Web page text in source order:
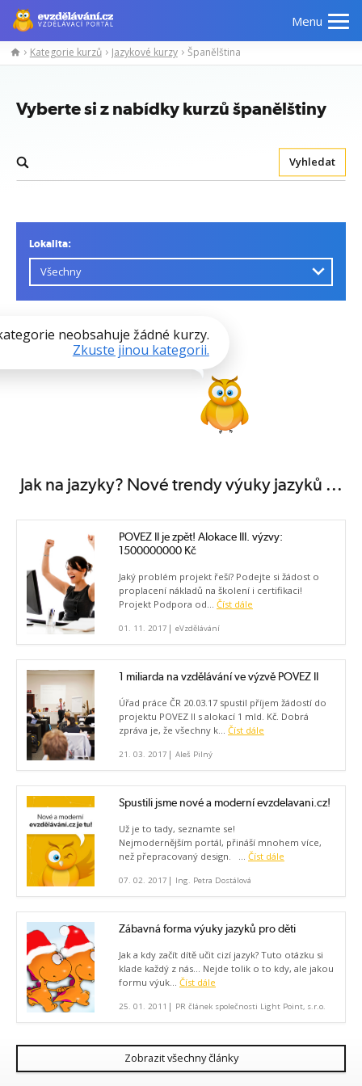
Menu
Kategorie kurzů Jazykové kurzy Španělština
Vyberte si z nabídky kurzů španělštiny
Vyhledat
Lokalita:
neobsahuje žádné kurzy.
Zkuste jinou kategorii.
Jak na jazyky? Nové trendy výuky jazyků ...
POVEZ II je zpět! Alokace III. výzvy:
1500000000 Kč
Jaký problém projekt řeší? Podejte si žádost o
proplacení nákladů na školení i certifikaci!
Projekt Podpora od... Číst dále
01. 11. 2017 | eVzdělávání
1 miliarda na vzdělávání ve výzvě POVEZ II
Úřad práce ČR 20.03.17 spustil příjem žádostí do
projektu POVEZ II s alokací 1 mld. Kč. Dobrá
zpráva je, že všechny k... Číst dále
21. 03. 2017 | Aleš Pilný
Spustili jsme nové a moderní evzdelavani.cz!
Už je to tady, seznamte se!
Nejmodernějším portál, přináší mnohem více,
než přepracovaný design. ... Číst dále
07. 02. 2017 | Ing. Petra Dostálová
Zábavná forma výuky jazyků pro děti
Jak a kdy začít dítě učit cizí jazyk? Tuto otázku si
klade každý z nás... Nejde tolik o to kdy, ale jakou
formu výuk... Číst dále
25. 01. 2011 | PR článek společnosti Light Point, s.r.o.
Zobrazit všechny články